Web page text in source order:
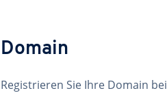
Domain
Registrieren Sie Ihre Domain bei